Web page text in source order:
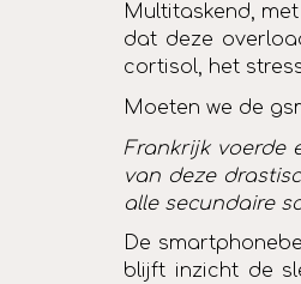
Multitaskend,
dat deze
cortisol, het
Moeten we de
Frankrijk voerde
van deze
alle secundaire
De
blijft inzicht de